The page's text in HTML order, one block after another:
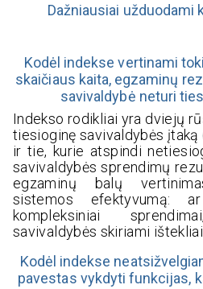
Dažniausiai užduodami
Kodėl indekse vertinami
skaičiaus kaita, egzaminų
savivaldybė neturi
Indekso rodikliai yra dviejų
tiesioginę savivaldybės
ir tie, kurie atspindi
savivaldybės sprendimų
egzaminų balų
sistemos efektyvumą:
kompleksiniai
savivaldybės skiriami
Kodėl indekse
pavestas vykdyti funkcijas,